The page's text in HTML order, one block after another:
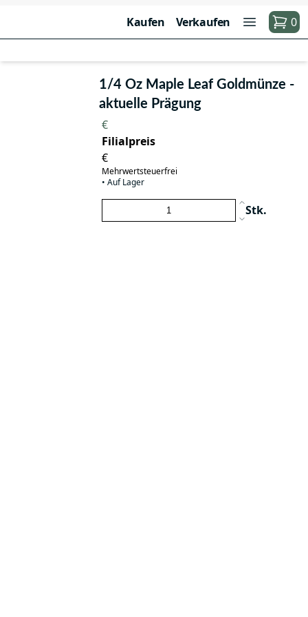
Kaufen Verkaufen 0
1/4 Oz Maple Leaf Goldmünze -
aktuelle Prägung
€
Filialpreis
€
Mehrwertsteuerfrei
• Auf Lager
Stk.